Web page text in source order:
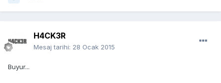
H4CK3R
Mesaj tarihi: 28 Ocak 2015
Buyur...